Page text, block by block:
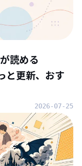
読める
と更新、おす
2026-07-25